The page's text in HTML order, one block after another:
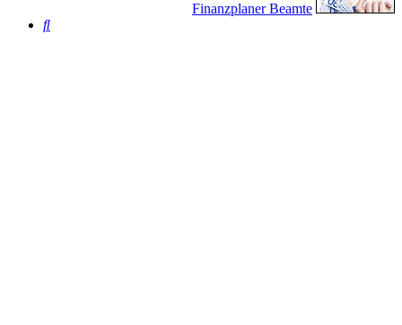
Finanzplaner Beamte
Suche